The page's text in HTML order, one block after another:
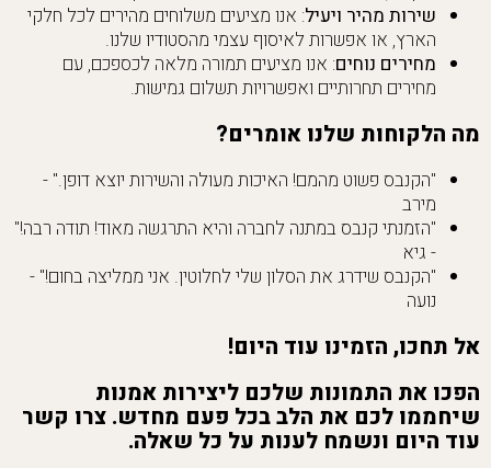
שירות מהיר ויעיל: אנו מציעים משלוחים מהירים לכל חלקי
הארץ, או אפשרות לאיסוף עצמי מהסטודיו שלנו.
מחירים נוחים: אנו מציעים תמורה מלאה לכספכם, עם
מחירים תחרותיים ואפשרויות תשלום גמישות.
מה הלקוחות שלנו אומרים?
"הקנבס פשוט מהמם! האיכות מעולה והשירות יוצא דופן." -
מירב
"הזמנתי קנבס במתנה לחברה והיא התרגשה מאוד! תודה רבה!"
- גיא
"הקנבס שידרג את הסלון שלי לחלוטין. אני ממליצה בחום!" -
נועה
אל תחכו, הזמינו עוד היום!
הפכו את התמונות שלכם ליצירות אמנות
שיחממו לכם את הלב בכל פעם מחדש. צרו קשר
עוד היום ונשמח לענות על כל שאלה.